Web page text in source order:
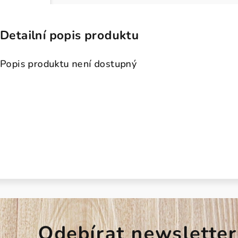
Detailní popis produktu
Popis produktu není dostupný